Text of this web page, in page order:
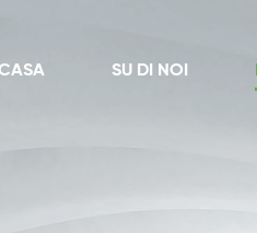
SU DI NOI